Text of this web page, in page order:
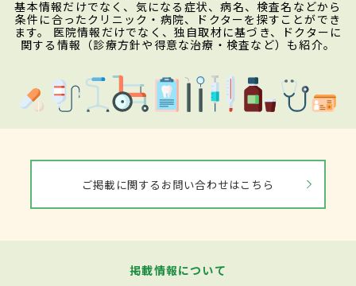
基本情報だけでなく、気になる症状、病名、検査名などから
条件に合ったクリニック・病院、ドクターを探すことができ
ます。 医院情報だけでなく、独自取材に基づき、ドクターに
関する情報（診療方針や得意な治療・検査など）も紹介。
ご掲載に関するお問い合わせはこちら
掲載情報について